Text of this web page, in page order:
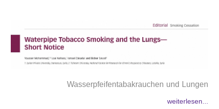
Wasserpfeifentabakrauchen und Lungen
weiterlesen...